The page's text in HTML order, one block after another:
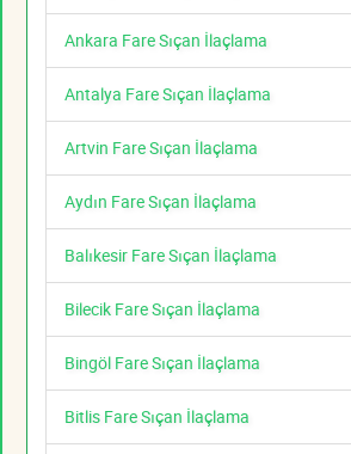
Ankara Fare Sıçan İlaçlama
Antalya Fare Sıçan İlaçlama
Artvin Fare Sıçan İlaçlama
Aydın Fare Sıçan İlaçlama
Balıkesir Fare Sıçan İlaçlama
Bilecik Fare Sıçan İlaçlama
Bingöl Fare Sıçan İlaçlama
Bitlis Fare Sıçan İlaçlama